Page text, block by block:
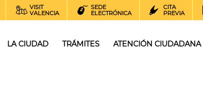
VISIT
VALENCIA
SEDE
ELECTRÓNICA
CITA
PREVIA
LA CIUDAD TRÁMITES ATENCIÓN CIUDADANA